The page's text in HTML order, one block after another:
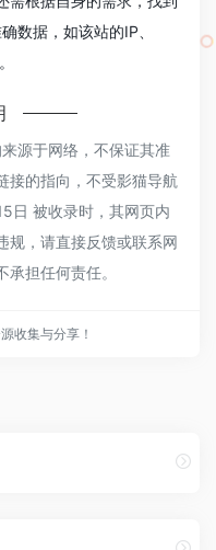
数据，如该站的IP、
源于网络，不保证其准
接的指向，不受影猫导航
日 被收录时，其网页内
规，请直接反馈或联系网
担任何责任。
收集与分享！